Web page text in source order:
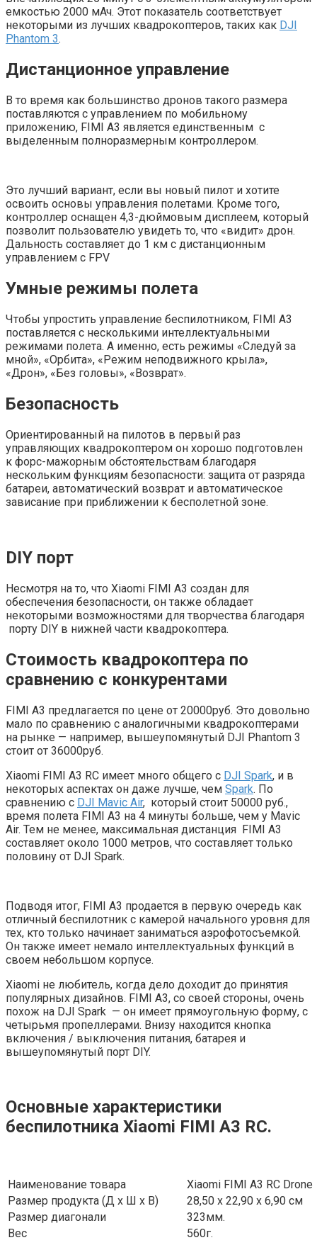
емкостью 2000 мАч. Этот показатель соответствует
некоторыми из лучших квадрокоптеров, таких как DJI
Phantom 3.
Дистанционное управление
В то время как большинство дронов такого размера
поставляются с управлением по мобильному
приложению, FIMI A3 является единственным с
выделенным полноразмерным контроллером.
Это лучший вариант, если вы новый пилот и хотите
освоить основы управления полетами. Кроме того,
контроллер оснащен 4,3-дюймовым дисплеем, который
позволит пользователю увидеть то, что «видит» дрон.
Дальность составляет до 1 км с дистанционным
управлением с FPV
Умные режимы полета
Чтобы упростить управление беспилотником, FIMI A3
поставляется с несколькими интеллектуальными
режимами полета. А именно, есть режимы «Следуй за
мной», «Орбита», «Режим неподвижного крыла»,
«Дрон», «Без головы», «Возврат».
Безопасность
Ориентированный на пилотов в первый раз
управляющих квадрокоптером он хорошо подготовлен
к форс-мажорным обстоятельствам благодаря
нескольким функциям безопасности: защита от разряда
батареи, автоматический возврат и автоматическое
зависание при приближении к бесполетной зоне.
DIY порт
Несмотря на то, что Xiaomi FIMI A3 создан для
обеспечения безопасности, он также обладает
некоторыми возможностями для творчества благодаря
порту DIY в нижней части квадрокоптера.
Стоимость квадрокоптера по
сравнению с конкурентами
FIMI A3 предлагается по цене от 20000руб. Это довольно
мало по сравнению с аналогичными квадрокоптерами
на рынке — например, вышеупомянутый DJI Phantom 3
стоит от 36000руб.
Xiaomi FIMI A3 RC имеет много общего с DJI Spark, и в
некоторых аспектах он даже лучше, чем Spark. По
сравнению с DJI Mavic Air, который стоит 50000 руб.,
время полета FIMI A3 на 4 минуты больше, чем у Mavic
Air. Тем не менее, максимальная дистанция FIMI A3
составляет около 1000 метров, что составляет только
половину от DJI Spark.
Подводя итог, FIMI A3 продается в первую очередь как
отличный беспилотник с камерой начального уровня для
тех, кто только начинает заниматься аэрофотосъемкой.
Он также имеет немало интеллектуальных функций в
своем небольшом корпусе.
Xiaomi не любитель, когда дело доходит до принятия
популярных дизайнов. FIMI A3, со своей стороны, очень
похож на DJI Spark — он имеет прямоугольную форму, с
четырьмя пропеллерами. Внизу находится кнопка
включения / выключения питания, батарея и
вышеупомянутый порт DIY.
Основные характеристики
беспилотника Xiaomi FIMI A3 RC.
Наименование товара
Xiaomi FIMI A3 RC Drone
Размер продукта (Д х Ш х В)
28,50 х 22,90 х 6,90 см
Размер диагонали
323мм.
Вес
560г.